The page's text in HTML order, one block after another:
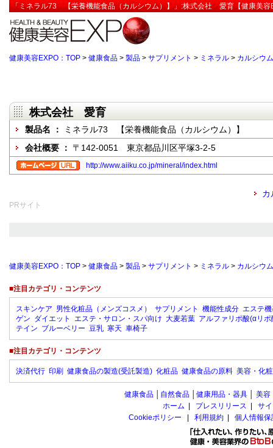
「ミネラル73 【栄養機能食品（カルシウム）】」:株式会社 愛育【健康美容
健康美容EXPO：TOP > 健康食品 > 製品 > サプリメント > ミネラル > カルシウム
株式会社 愛育
製品名 ：
ミネラル73 【栄養機能食品（カルシウム）】
会社概要 ： 〒142-0051 東京都品川区平塚3-2-5
http://www.aiiku.co.jp/mineral/index.html
カ
PRサイト
健康美容EXPO：TOP > 健康食品 > 製品 > サプリメント > ミネラル > カルシウム
■注目カテゴリ・コンテンツ
スキンケア 男性化粧品（メンズコスメ） サプリメント 機能性成分 エステ
ゲン ダイエット エステ・サロン・スパ向け 大麦若葉 アルファリポ酸(αリポ
テイン ブルーベリー 豆乳 寒天 車椅子
■注目カテゴリ・コンテンツ
決済代行 印刷 健康食品の製造(受託製造) 化粧品 健康食品の原料 美容・化
健康食品 自然食品 健康用品・器具 美容
ホーム
プレスリリース
サ
Cookieポリシー
利用規約 個人情報